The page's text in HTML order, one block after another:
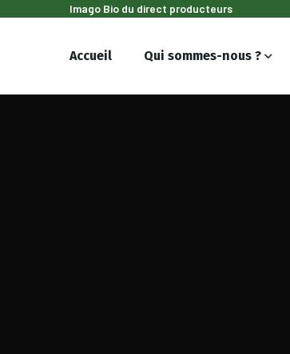
Imago Bio du direct producteurs
Accueil Qui sommes-nous ?